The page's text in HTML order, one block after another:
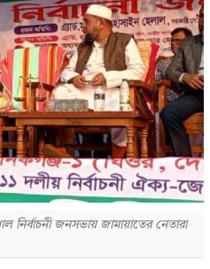
জনসভায় জামায়াতের নেতারা